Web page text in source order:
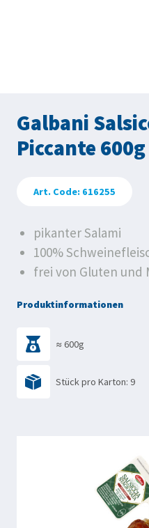
Galbani
Piccante 600g
Art. Code: 616255
pikanter Salami
100%
frei von Gluten und
Produktinformationen
≈ 600g
Stück pro Karton: 9